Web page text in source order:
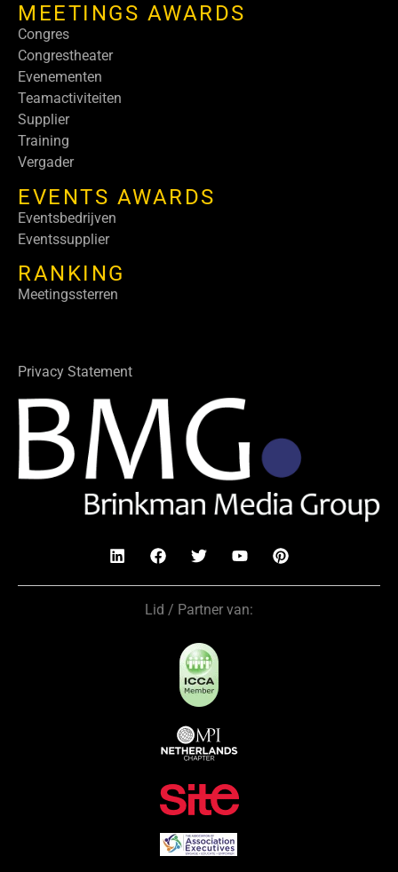
MEETINGS AWARDS
Congres
Congrestheater
Evenementen
Teamactiviteiten
Supplier
Training
Vergader
EVENTS AWARDS
Eventsbedrijven
Eventssupplier
RANKING
Meetingssterren
Privacy Statement
Lid / Partner van: